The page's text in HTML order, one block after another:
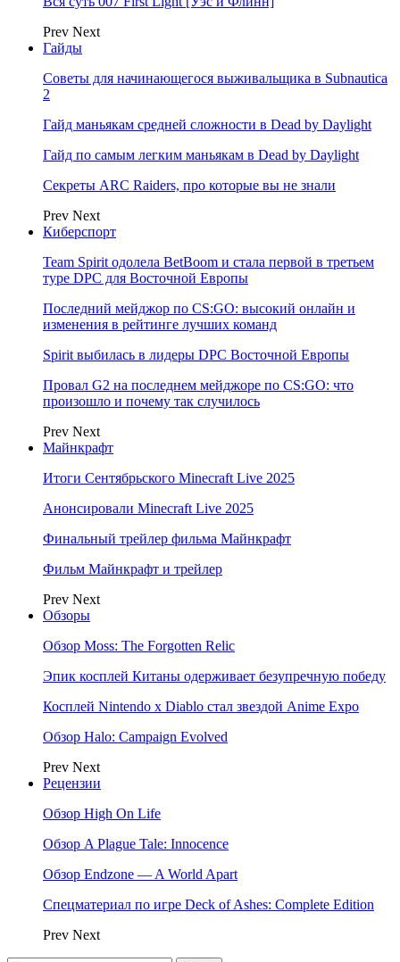
Prev Next
Гайды
Советы для начинающегося выживальщика в Subnautica
2
Гайд маньякам средней сложности в Dead by Daylight
Гайд по самым легким маньякам в Dead by Daylight
Секреты ARC Raiders, про которые вы не знали
Prev Next
Киберспорт
Team Spirit одолела BetBoom и стала первой в третьем
туре DPC для Восточной Европы
Последний мейджор по CS:GO: высокий онлайн и
изменения в рейтинге лучших команд
Spirit выбилась в лидеры DPC Восточной Европы
Провал G2 на последнем мейджоре по CS:GO: что
произошло и почему так случилось
Prev Next
Майнкрафт
Итоги Сентябрьского Minecraft Live 2025
Анонсировали Minecraft Live 2025
Финальный трейлер фильма Майнкрафт
Фильм Майнкрафт и трейлер
Prev Next
Обзоры
Обзор Moss: The Forgotten Relic
Эпик косплей Китаны одерживает безупречную победу
Косплей Nintendo x Diablo стал звездой Anime Expo
Обзор Halo: Campaign Evolved
Prev Next
Рецензии
Обзор High On Life
Обзор A Plague Tale: Innocence
Обзор Endzone — A World Apart
Спецматериал по игре Deck of Ashes: Complete Edition
Prev Next